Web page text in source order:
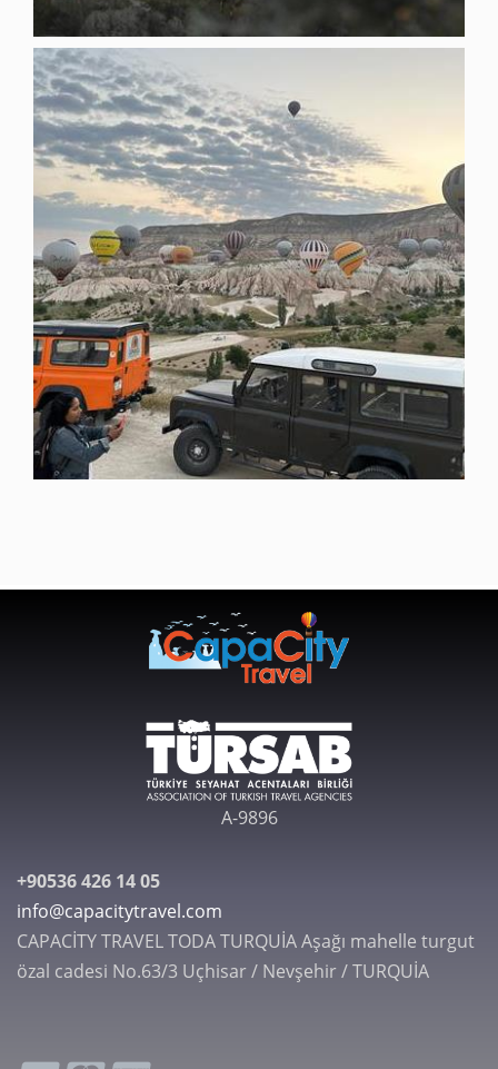
A-9896
+90536 426 14 05
info@capacitytravel.com
CAPACİTY TRAVEL TODA TURQUİA Aşağı mahelle turgut
özal cadesi No.63/3 Uçhisar / Nevşehir / TURQUİA